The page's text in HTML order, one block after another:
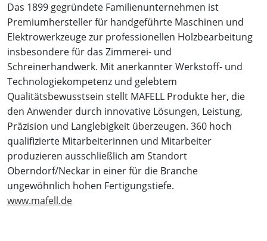
Das 1899 gegründete Familienunternehmen ist
Premiumhersteller für handgeführte Maschinen und
Elektrowerkzeuge zur professionellen Holzbearbeitung
insbesondere für das Zimmerei- und
Schreinerhandwerk. Mit anerkannter Werkstoff- und
Technologiekompetenz und gelebtem
Qualitätsbewusstsein stellt MAFELL Produkte her, die
den Anwender durch innovative Lösungen, Leistung,
Präzision und Langlebigkeit überzeugen. 360 hoch
qualifizierte Mitarbeiterinnen und Mitarbeiter
produzieren ausschließlich am Standort
Oberndorf/Neckar in einer für die Branche
ungewöhnlich hohen Fertigungstiefe.
www.mafell.de